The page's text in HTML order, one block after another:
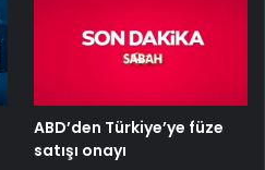
ABD’den Türkiye’ye füze
satışı onayı